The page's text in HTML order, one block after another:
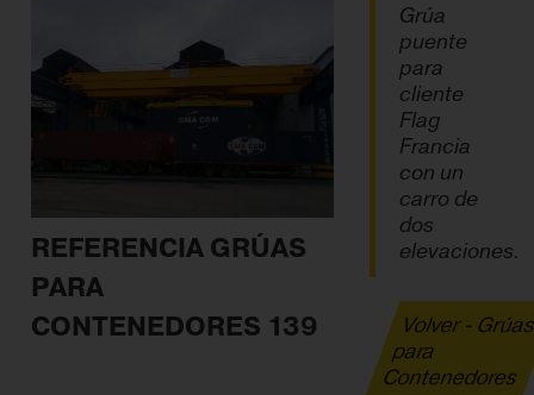
REFERENCIA GRÚAS
PARA
CONTENEDORES 139
Grúa
puente
para
cliente
Flag
Francia
con un
carro de
dos
elevaciones.
Volver -
para
Contenedores